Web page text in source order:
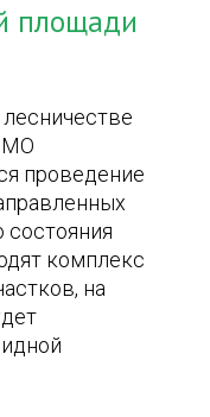
площади
МО
проведение
состояния
комплекс
на